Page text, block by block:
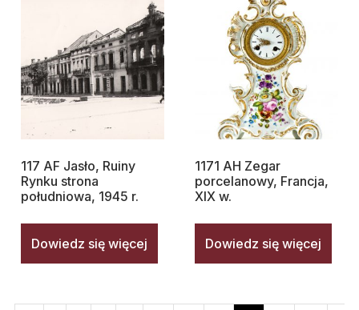
117 AF Jasło, Ruiny
Rynku strona
południowa, 1945 r.
Dowiedz się więcej
1171 AH Zegar
porcelanowy, Francja,
XIX w.
Dowiedz się więcej